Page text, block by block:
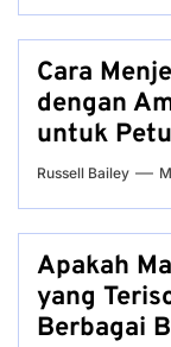
Cara
dengan
untuk
Russell Bailey
Apakah
yang
Berbagai